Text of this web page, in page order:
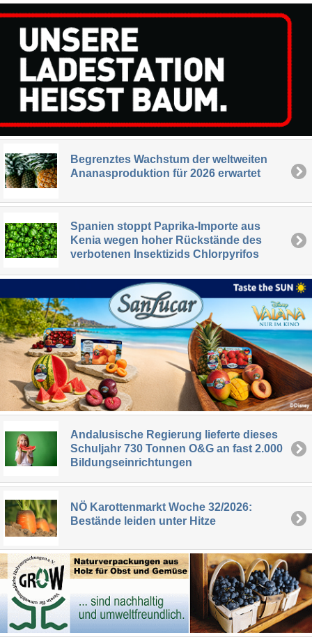
Begrenztes Wachstum der weltweiten
Ananasproduktion für 2026 erwartet
Spanien stoppt Paprika-Importe aus
Kenia wegen hoher Rückstände des
verbotenen Insektizids Chlorpyrifos
Andalusische Regierung lieferte dieses
Schuljahr 730 Tonnen O&G an fast 2.000
Bildungseinrichtungen
NÖ Karottenmarkt Woche 32/2026:
Bestände leiden unter Hitze